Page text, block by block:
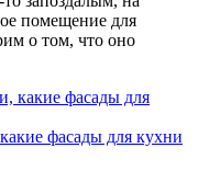
помещение для
о том, что оно
фасады для кухни